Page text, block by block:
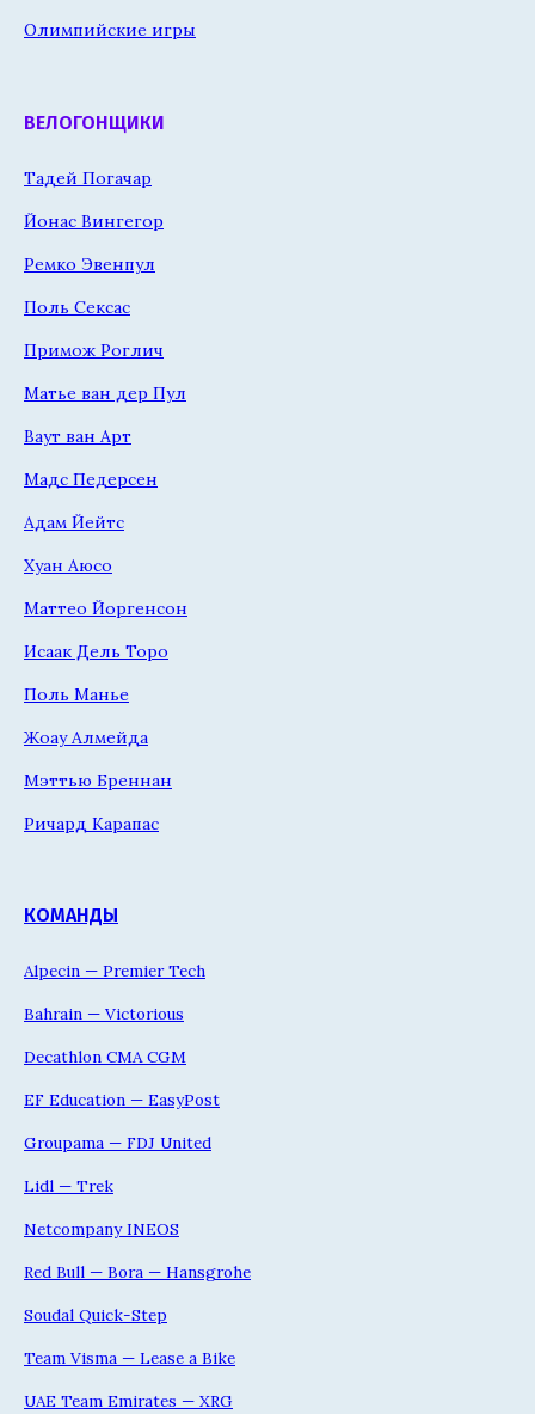
Олимпийские игры
ВЕЛОГОНЩИКИ
Тадей Погачар
Йонас Вингегор
Ремко Эвенпул
Поль Сексас
Примож Роглич
Матье ван дер Пул
Ваут ван Арт
Мадс Педерсен
Адам Йейтс
Хуан Аюсо
Маттео Йоргенсон
Исаак Дель Торо
Поль Манье
Жоау Алмейда
Мэттью Бреннан
Ричард Карапас
КОМАНДЫ
Alpecin — Premier Tech
Bahrain — Victorious
Decathlon CMA CGM
EF Education — EasyPost
Groupama — FDJ United
Lidl — Trek
Netcompany INEOS
Red Bull — Bora — Hansgrohe
Soudal Quick-Step
Team Visma — Lease a Bike
UAE Team Emirates — XRG